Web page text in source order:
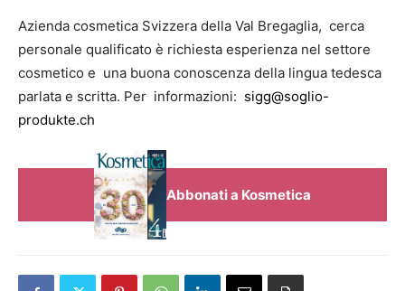
Azienda cosmetica Svizzera della Val Bregaglia, cerca
personale qualificato è richiesta esperienza nel settore
cosmetico e una buona conoscenza della lingua tedesca
parlata e scritta. Per informazioni: sigg@soglio-
produkte.ch
Abbonati a Kosmetica